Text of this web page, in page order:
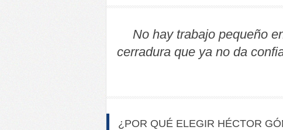
No hay trabajo pequeño
cerradura que ya no da
¿POR QUÉ ELEGIR HÉCTOR